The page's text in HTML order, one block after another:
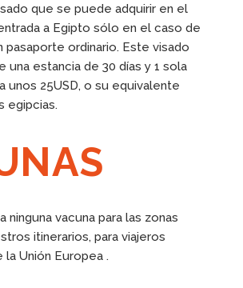
que se puede adquirir en el
a Egipto sólo en el caso de
pasaporte ordinario. Este visado
una estancia de 30 días y 1 sola
unos 25USD, o su equivalente
egipcias.
ninguna vacuna para las zonas
itinerarios, para viajeros
Unión Europea .